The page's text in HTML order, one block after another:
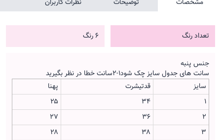
مشخصات توضیحات نظرات کاربران
تعداد رنگ 6 رنگ
جنس پنبه
سانت های جدول سایز چک شود۱-۲سانت خطا در نظر بگیرید
سایز
قدتیشرت
پهنا
۱
۳۴
۲۵
۲
۳۶
۲۷
۳
۳۸
۲۸